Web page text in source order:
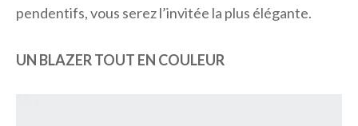
pendentifs, vous serez l’invitée la plus élégante.
UN BLAZER TOUT EN COULEUR